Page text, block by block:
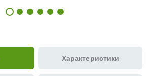
Характеристики